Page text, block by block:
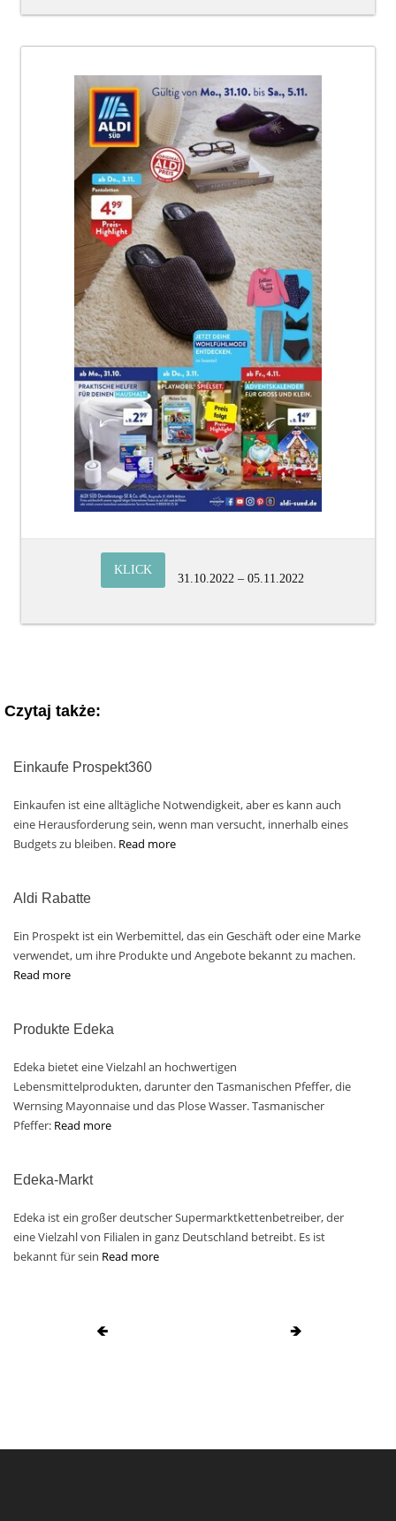
KLICK
31.10.2022 – 05.11.2022
Czytaj także:
Einkaufe Prospekt360
Einkaufen ist eine alltägliche Notwendigkeit, aber es kann auch
eine Herausforderung sein, wenn man versucht, innerhalb eines
Budgets zu bleiben. Read more
Aldi Rabatte
Ein Prospekt ist ein Werbemittel, das ein Geschäft oder eine Marke
verwendet, um ihre Produkte und Angebote bekannt zu machen.
Read more
Produkte Edeka
Edeka bietet eine Vielzahl an hochwertigen
Lebensmittelprodukten, darunter den Tasmanischen Pfeffer, die
Wernsing Mayonnaise und das Plose Wasser. Tasmanischer
Pfeffer: Read more
Edeka-Markt
Edeka ist ein großer deutscher Supermarktkettenbetreiber, der
eine Vielzahl von Filialen in ganz Deutschland betreibt. Es ist
bekannt für sein Read more
🡸 🡺